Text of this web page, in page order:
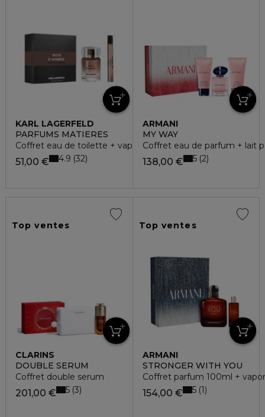
KARL LAGERFELD
PARFUMS MATIERES
Coffret eau de toilette + vaporisateur
51,00 € 4.9 32
ARMANI
MY WAY
Coffret eau de parfum + lait
138,00 € 5 2
Top ventes
CLARINS
DOUBLE SERUM
Coffret double serum
201,00 € 5 3
Top ventes
ARMANI
STRONGER WITH YOU
Coffret parfum 100ml +
154,00 € 5 1